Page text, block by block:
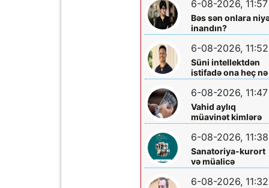
6-08-2026, 11:57
Bəs sən onlara
inandın?
6-08-2026, 11:52
Süni intellektdən
istifadə ona heç nə
qazandırmadı...
6-08-2026, 11:47
Vahid aylıq
müavinət kimlərə
verilir? - Dövlət
Komitəsindən
açıqlama vahid-
ayliq-muavinet-
kimlere-verilir
6-08-2026, 11:38
Sanatoriya-kurort
və müalicə
mərkəzlərinə yola
salındılar
6-08-2026, 11:32